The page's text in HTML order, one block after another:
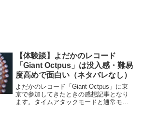
【体験談】よだかのレコード
「Giant Octpus」は没入感・難易
度高めで面白い（ネタバレなし）
よだかのレコード「Giant Octpus」に東
京で参加してきたときの感想記事となり
ます。タイムアタックモードと通常モー